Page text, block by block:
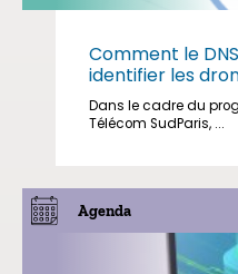
Comment le
identifier les
Dans le cadre du
Télécom SudParis, ...
Agenda